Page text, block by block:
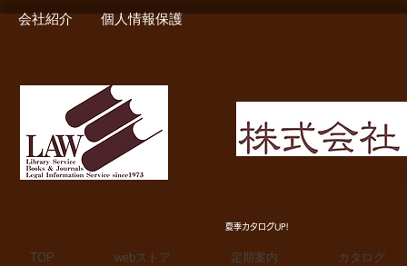
会社紹介 個人情報保護
夏季カタログUP!
TOP webストア 定期案内 カタログ